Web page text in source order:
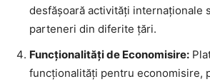
desfășoară activități internaționale
parteneri din diferite țări.
Funcționalități de Economisire:
funcționalități pentru economisire,